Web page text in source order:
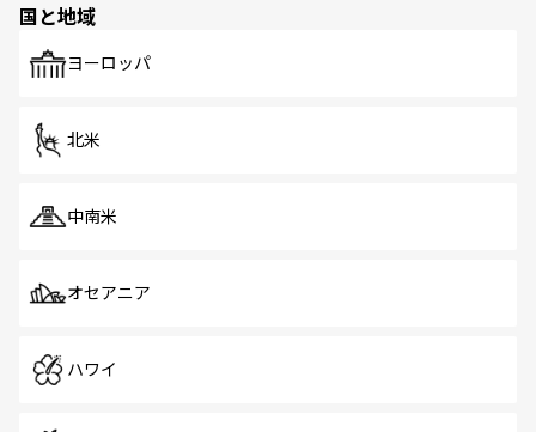
で、ホーカーズは地元の風情を楽しめる外せないスポット
国と地域
ヨーロッパ
北米
中南米
オセアニア
ハワイ